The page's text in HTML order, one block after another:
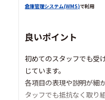
倉庫管理システム(WMS)で利用
良いポイント
初めてのスタッフでも受
じています。
各項目の表現や説明が細
タッフでも抵抗なく取り